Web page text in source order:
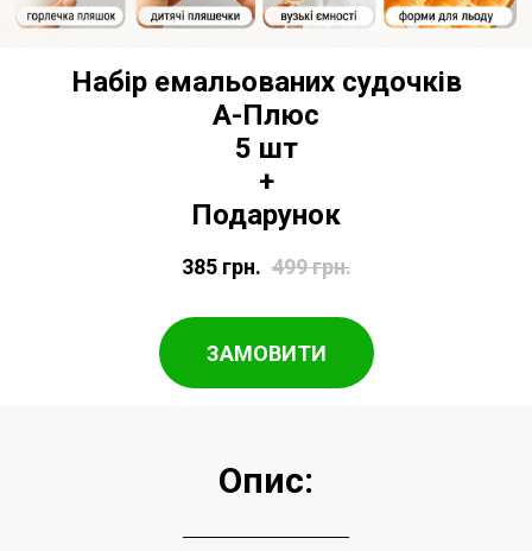
Набір емальованих судочків
А-Плюс
5 шт
+
Подарунок
385 грн. 499грн.
ЗАМОВИТИ
Опис: